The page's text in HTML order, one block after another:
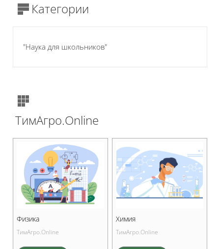
Категории
"Наука для школьников"
ТимАгро.Online
Физика
ТимАгро.Online
Химия
ТимАгро.Online